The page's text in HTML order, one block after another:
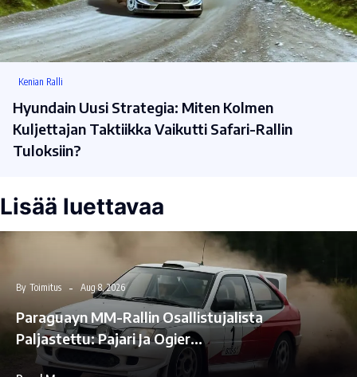
Kenian Ralli
Hyundain Uusi Strategia: Miten Kolmen
Kuljettajan Taktiikka Vaikutti Safari-Rallin
Tuloksiin?
Lisää luettavaa
By Toimitus Aug 8, 2026
Paraguayn MM-Rallin Osallistujalista
Paljastettu: Pajari Ja Ogier…